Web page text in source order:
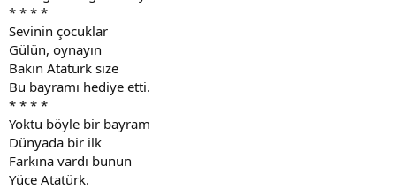
* * * *
Sevinin çocuklar
Gülün, oynayın
Bakın Atatürk size
Bu bayramı hediye etti.
* * * *
Yoktu böyle bir bayram
Dünyada bir ilk
Farkına vardı bunun
Yüce Atatürk.